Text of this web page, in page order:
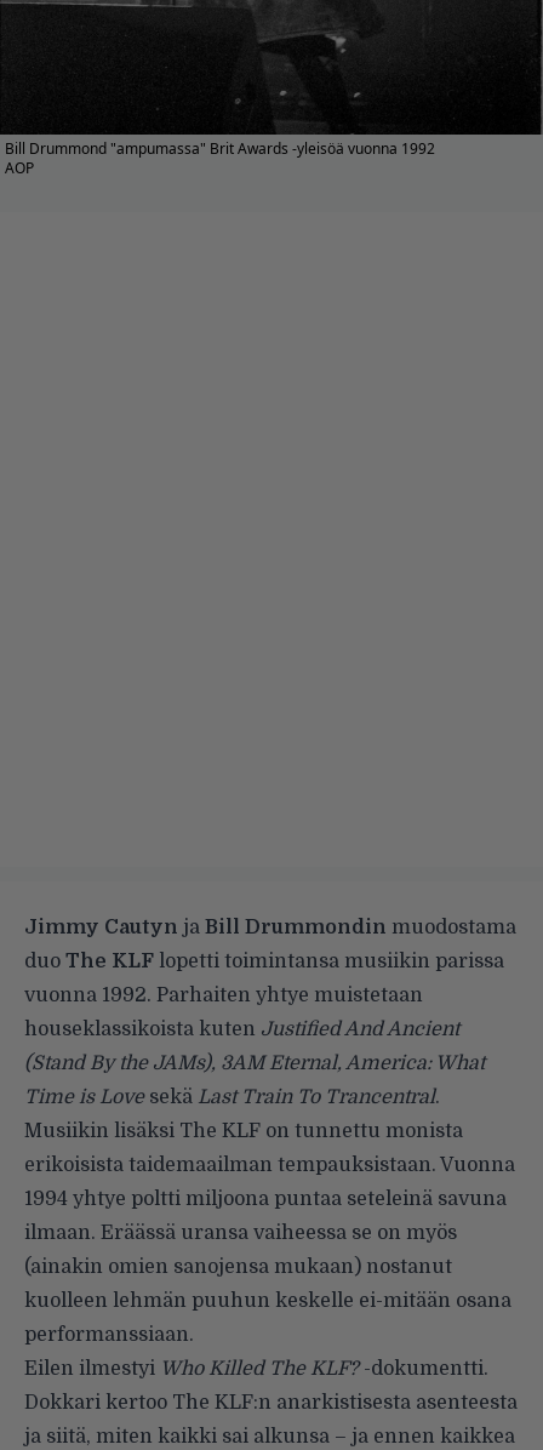
Bill Drummond "ampumassa" Brit Awards -yleisöä vuonna 1992
AOP
Jimmy Cautyn ja Bill Drummondin muodostama
duo The KLF lopetti toimintansa musiikin parissa
vuonna 1992. Parhaiten yhtye muistetaan
houseklassikoista kuten Justified And Ancient
(Stand By the JAMs), 3AM Eternal, America: What
Time is Lovesekä Last Train To Trancentral.
Musiikin lisäksi The KLF on tunnettu monista
erikoisista taidemaailman tempauksistaan. Vuonna
1994 yhtye poltti miljoona puntaa seteleinä savuna
ilmaan. Eräässä uransa vaiheessa se on myös
(ainakin omien sanojensa mukaan) nostanut
kuolleen lehmän puuhun keskelle ei-mitään osana
performanssiaan.
Eilen ilmestyi Who Killed The KLF?-dokumentti.
Dokkari kertoo The KLF:n anarkistisesta asenteesta
ja siitä, miten kaikki sai alkunsa – ja ennen kaikkea